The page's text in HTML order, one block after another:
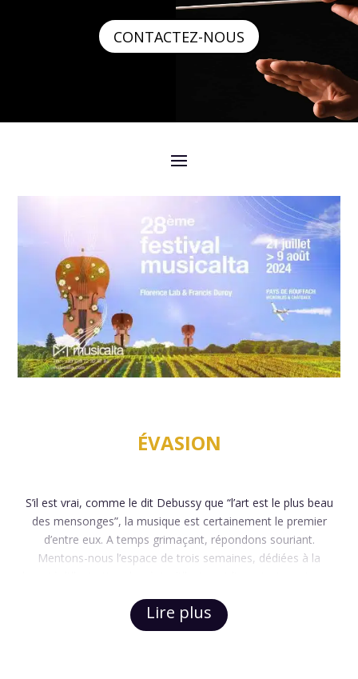
CONTACTEZ-NOUS
ÉVASION
S’il est vrai, comme le dit Debussy que “l’art est le plus beau
des mensonges”, la musique est certainement le premier
d’entre eux. A temps grimaçant, répondons souriant.
Mentons-nous l’espace de trois semaines, dédiées à la
Partageons la liberté que nous donne la musique, image
Lire plus